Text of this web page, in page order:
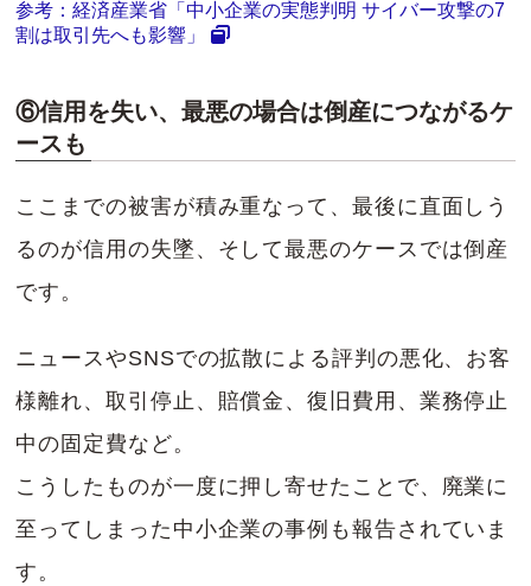
参考：経済産業省「中小企業の実態判明 サイバー攻撃の7
割は取引先へも影響」
⑥信用を失い、最悪の場合は倒産につながるケ
ースも
ここまでの被害が積み重なって、最後に直面しう
るのが信用の失墜、そして最悪のケースでは倒産
です。
ニュースやSNSでの拡散による評判の悪化、お客
様離れ、取引停止、賠償金、復旧費用、業務停止
中の固定費など。
こうしたものが一度に押し寄せたことで、廃業に
至ってしまった中小企業の事例も報告されていま
す。